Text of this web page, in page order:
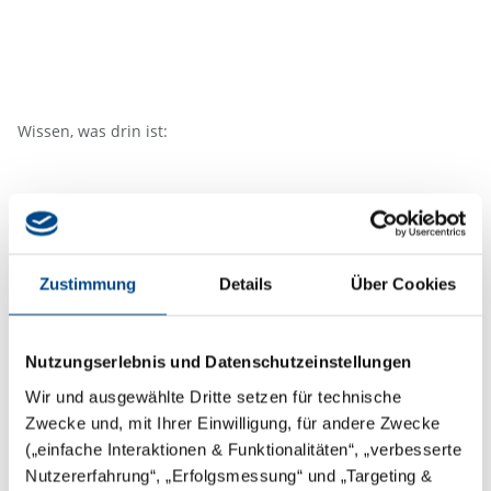
Zustimmung Details Über Cookies
Nutzungserlebnis und Datenschutzeinstellungen
Wir und ausgewählte Dritte setzen für technische
Zwecke und, mit Ihrer Einwilligung, für andere Zwecke
(„einfache Interaktionen & Funktionalitäten“, „verbesserte
Nutzererfahrung“, „Erfolgsmessung“ und „Targeting &
Wissen, was drin ist:
Disclosure
GBA Holding GmbH
Goldtschmidtstraße 5
21073 Hamburg
service@gba-group.de
Phone: +49 40 / 797172 - 0